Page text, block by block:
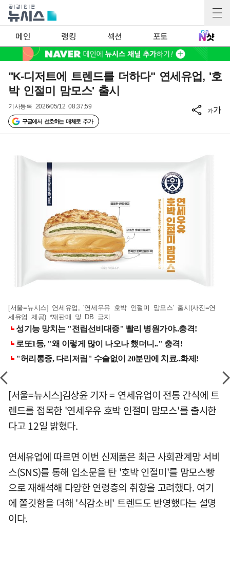
메인 랭킹 섹션 포토
"K-디저트에 트렌드를 더하다" 연세유업, '호
박 인절미 맘모스' 출시
기사등록 2026/05/12 08:37:59
구글에서 선호하는 매체로 추가
가가
[서울=뉴시스] 연세유업, '연세우유 호박 인절미 맘모스' 출시(사진=연
세유업 제공) *재판매 및 DB 금지
[서울=뉴시스]김상윤 기자 = 연세유업이 전통 간식에 트
렌드를 접목한 '연세우유 호박 인절미 맘모스'를 출시한
다고 12일 밝혔다.
연세유업에 따르면 이번 신제품은 최근 사회관계망 서비
스(SNS)를 통해 입소문을 탄 '호박 인절미'를 맘모스빵
으로 재해석해 다양한 연령층의 취향을 고려했다. 여기
에 쫄깃함을 더해 '식감소비' 트렌드도 반영했다는 설명
이다.